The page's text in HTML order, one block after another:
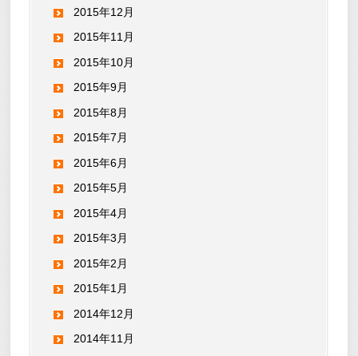
2015年12月
2015年11月
2015年10月
2015年9月
2015年8月
2015年7月
2015年6月
2015年5月
2015年4月
2015年3月
2015年2月
2015年1月
2014年12月
2014年11月